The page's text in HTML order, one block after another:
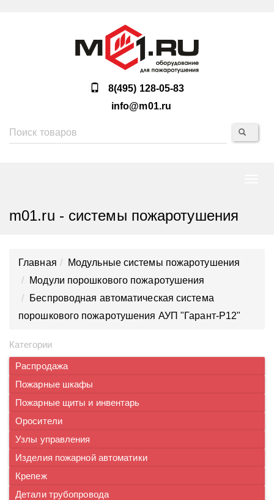
8(495) 128-05-83
info@m01.ru
m01.ru - системы пожаротушения
Главная
Модульные системы пожаротушения
Модули порошкового пожаротушения
Беспроводная автоматическая система
порошкового пожаротушения АУП "Гарант-Р12"
Категории
Распродажа
Пожарные шкафы
Пожарные щиты и инвентарь
Оросители
Узлы управления
Изделия пожарной автоматики
Крепеж
Детали трубопровода